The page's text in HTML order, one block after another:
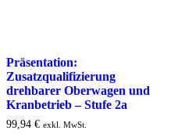
Präsentation:
Zusatzqualifizierung
drehbarer Oberwagen und
Kranbetrieb – Stufe 2a
99,94 € exkl. MwSt.